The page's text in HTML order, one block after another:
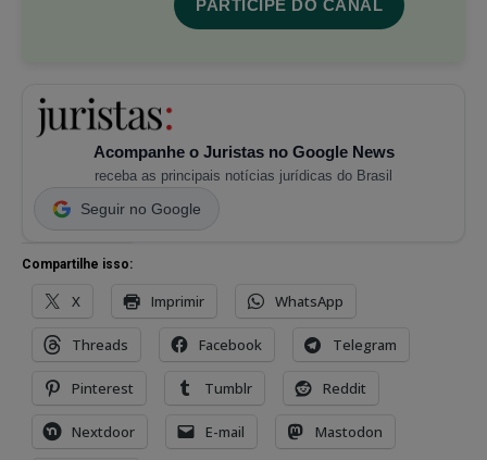
PARTICIPE DO CANAL
Acompanhe o Juristas no Google News
receba as principais notícias jurídicas do Brasil
Seguir no Google
Compartilhe isso:
X Imprimir WhatsApp
Threads Facebook Telegram
Pinterest Tumblr Reddit
Nextdoor E-mail Mastodon